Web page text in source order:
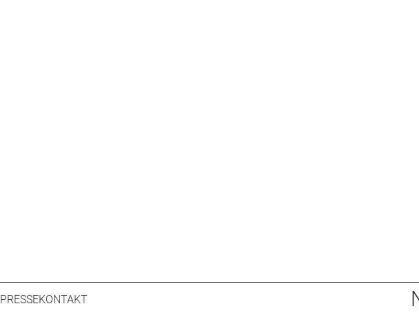
PRESSEKONTAKT